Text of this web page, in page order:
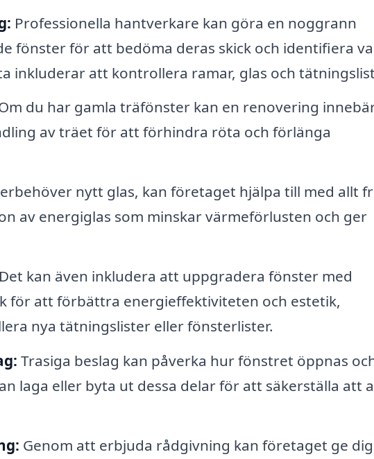
Professionella hantverkare kan göra en noggrann
fönster för att bedöma deras skick och identifiera
inkluderar att kontrollera ramar, glas och
du har gamla träfönster kan en renovering
av träet för att förhindra röta och förlänga
nytt glas, kan företaget hjälpa till med allt
av energiglas som minskar värmeförlusten och ger
Det kan även inkludera att uppgradera fönster med
för att förbättra energieffektiviteten och estetik,
nya tätningslister eller fönsterlister.
Trasiga beslag kan påverka hur fönstret öppnas
laga eller byta ut dessa delar för att säkerställa att
Genom att erbjuda rådgivning kan företaget ge